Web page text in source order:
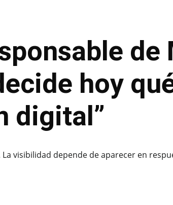
de
hoy
digital”
visibilidad depende de aparecer en